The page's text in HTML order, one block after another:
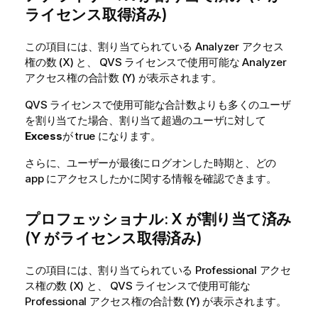
ライセンス取得済み)
この項目には、割り当てられている Analyzer アクセス
権の数 (X) と、 QVS ライセンスで使用可能な Analyzer
アクセス権の合計数 (Y) が表示されます。
QVS ライセンスで使用可能な合計数よりも多くのユーザ
を割り当てた場合、割り当て超過のユーザに対して
Excessが true になります。
さらに、ユーザーが最後にログオンした時期と、どの
app にアクセスしたかに関する情報を確認できます。
プロフェッショナル: X が割り当て済み
(Y がライセンス取得済み)
この項目には、割り当てられている Professional アクセ
ス権の数 (X) と、 QVS ライセンスで使用可能な
Professional アクセス権の合計数 (Y) が表示されます。